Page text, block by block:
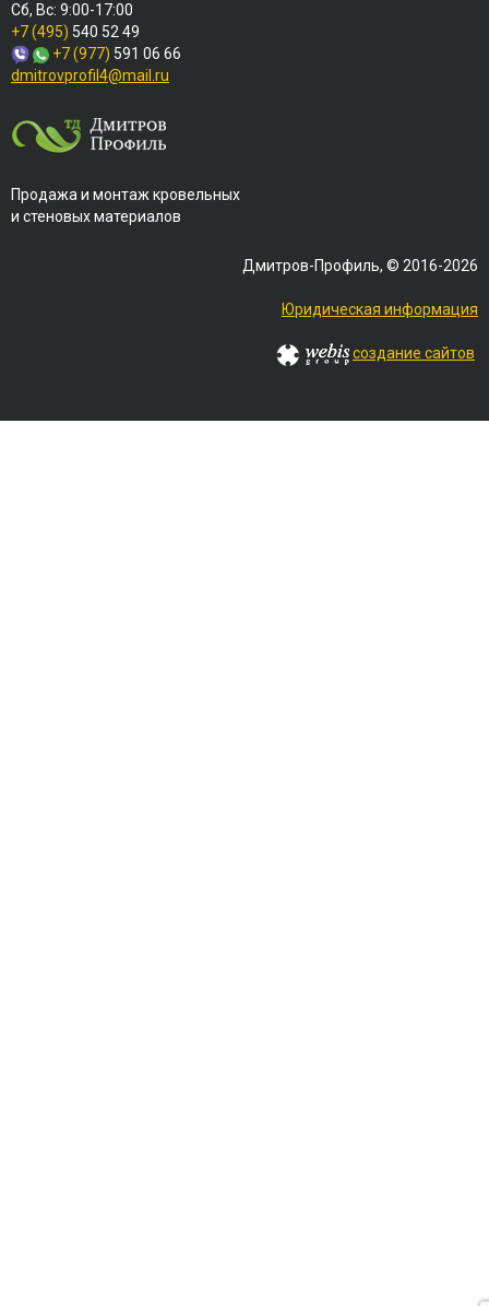
Сб, Вс: 9:00-17:00
+7 (495) 540 52 49
+7 (977) 591 06 66
dmitrovprofil4@mail.ru
Продажа и монтаж кровельных
и стеновых материалов
Дмитров-Профиль, © 2016-2026
Юридическая информация
создание сайтов